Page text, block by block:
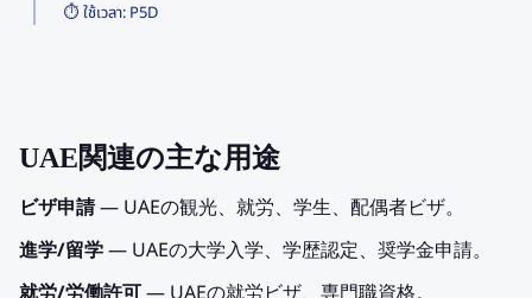
⏱️ ใช้เวลา: P5D
UAE関連の主な用途
ビザ申請— UAEの観光、就労、学生、配偶者ビザ。
進学/留学— UAEの大学入学、学歴認定、奨学金申請。